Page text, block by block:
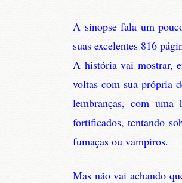
A sinopse fala um
suas excelentes 816
A história vai mostrar,
voltas com sua própria
lembranças, com uma
fortificados, tentando
fumaças ou vampiros.
Mas não vai achando